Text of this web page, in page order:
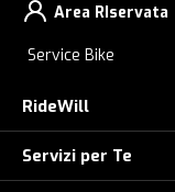
Area RIservata
Service Bike
RideWill
Chi Siamo
Servizi per Te